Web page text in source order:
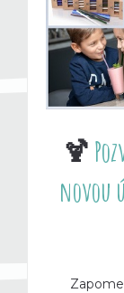
🍹
novou